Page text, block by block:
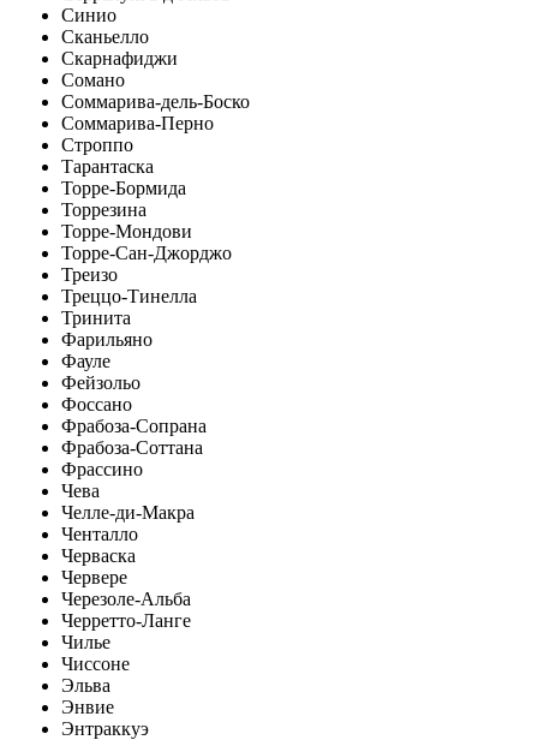
Синио
Сканьелло
Скарнафиджи
Сомано
Соммарива-дель-Боско
Соммарива-Перно
Строппо
Тарантаска
Торре-Бормида
Торрезина
Торре-Мондови
Торре-Сан-Джорджо
Треизо
Треццо-Тинелла
Тринита
Фарильяно
Фауле
Фейзольо
Фоссано
Фрабоза-Сопрана
Фрабоза-Соттана
Фрассино
Чева
Челле-ди-Макра
Ченталло
Черваска
Червере
Черезоле-Альба
Черретто-Ланге
Чилье
Чиссоне
Эльва
Энвие
Энтраккуэ